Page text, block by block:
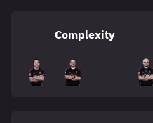
Complexity